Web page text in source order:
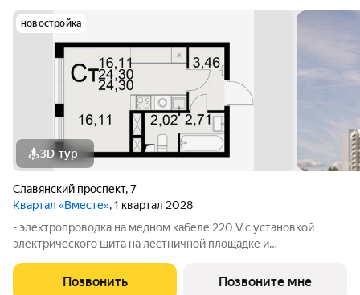
новостройка
3D-тур
Славянский проспект,7
Квартал «Вместе», 1 квартал 2028
- электропроводка на медном кабеле 220 V с установкой
электрического щита на лестничной площадке и
стен, кроме стен лоджий, откосов дверных и оконных
проемов, ниш прохождения стояков
Позвонить Позвоните мне